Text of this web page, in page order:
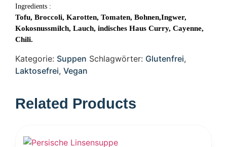
Ingredients :
Tofu, Broccoli, Karotten, Tomaten, Bohnen,Ingwer,
Kokosnussmilch, Lauch, indisches Haus Curry, Cayenne,
Chili.
Kategorie: Suppen Schlagwörter: Glutenfrei,
Laktosefrei, Vegan